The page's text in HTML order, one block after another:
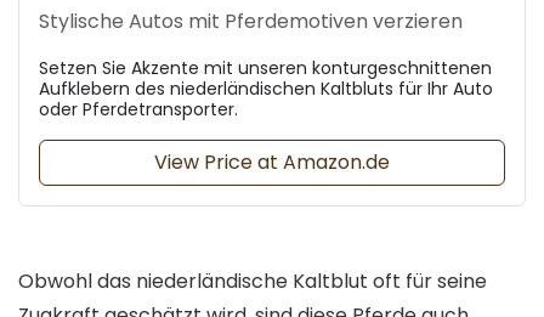
Stylische Autos mit Pferdemotiven verzieren
Setzen Sie Akzente mit unseren konturgeschnittenen
Aufklebern des niederländischen Kaltbluts für Ihr Auto
oder Pferdetransporter.
View Price at Amazon.de
Obwohl das niederländische Kaltblut oft für seine